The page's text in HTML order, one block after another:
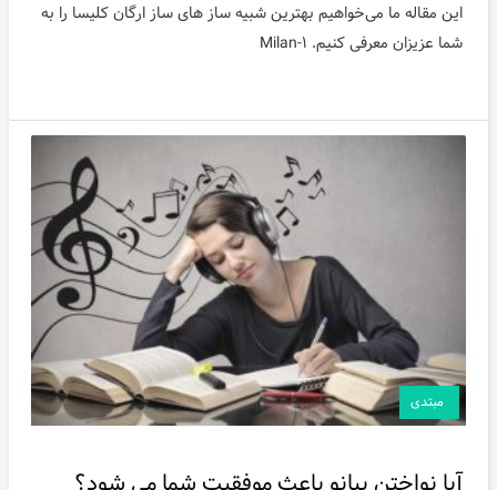
این مقاله ما می‌خواهیم بهترین شبیه ساز های ساز ارگان کلیسا را به
شما عزیزان معرفی کنیم. ۱-Milan
مبتدی